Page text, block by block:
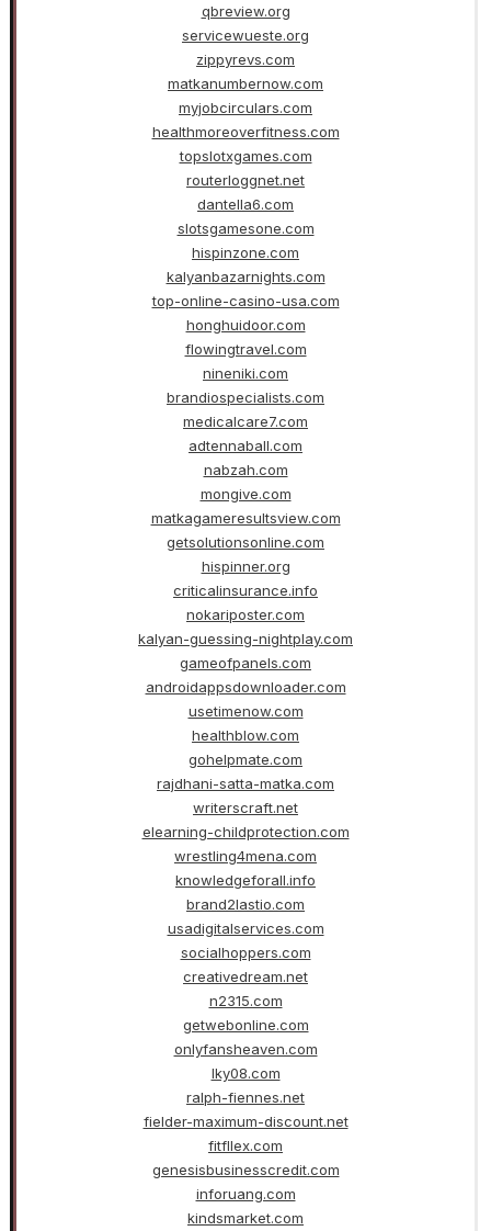
qbreview.org
servicewueste.org
zippyrevs.com
matkanumbernow.com
myjobcirculars.com
healthmoreoverfitness.com
topslotxgames.com
routerloggnet.net
dantella6.com
slotsgamesone.com
hispinzone.com
kalyanbazarnights.com
top-online-casino-usa.com
honghuidoor.com
flowingtravel.com
nineniki.com
brandiospecialists.com
medicalcare7.com
adtennaball.com
nabzah.com
mongive.com
matkagameresultsview.com
getsolutionsonline.com
hispinner.org
criticalinsurance.info
nokariposter.com
kalyan-guessing-nightplay.com
gameofpanels.com
androidappsdownloader.com
usetimenow.com
healthblow.com
gohelpmate.com
rajdhani-satta-matka.com
writerscraft.net
elearning-childprotection.com
wrestling4mena.com
knowledgeforall.info
brand2lastio.com
usadigitalservices.com
socialhoppers.com
creativedream.net
n2315.com
getwebonline.com
onlyfansheaven.com
lky08.com
ralph-fiennes.net
fielder-maximum-discount.net
fitfllex.com
genesisbusinesscredit.com
inforuang.com
kindsmarket.com